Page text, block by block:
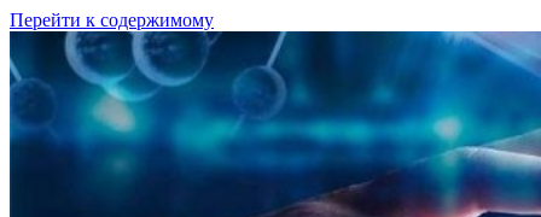
Перейти к содержимому